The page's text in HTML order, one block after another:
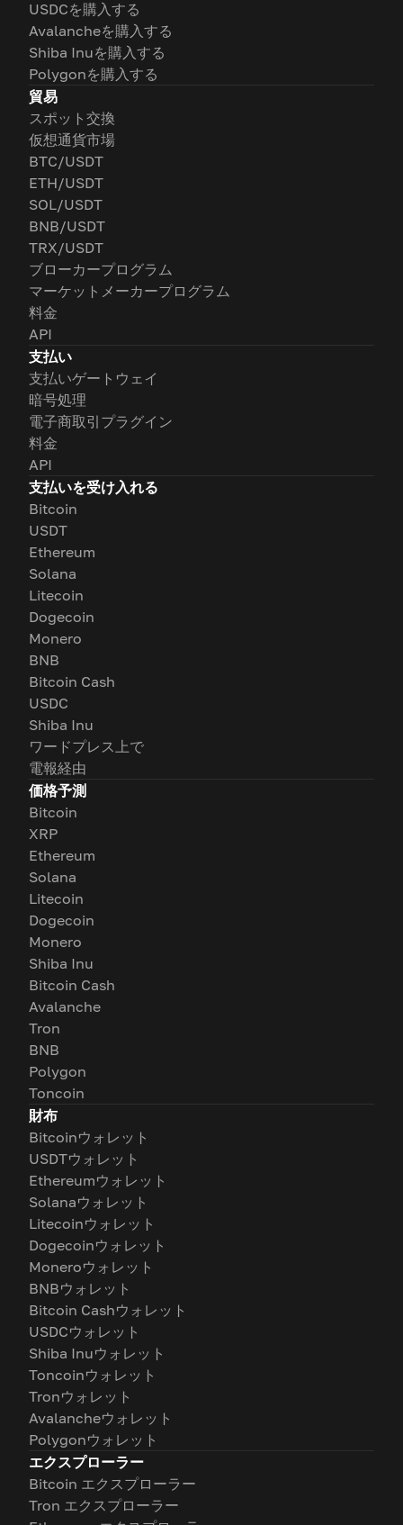
USDCを購入する
Avalancheを購入する
Shiba Inuを購入する
Polygonを購入する
貿易
スポット交換
仮想通貨市場
BTC/USDT
ETH/USDT
SOL/USDT
BNB/USDT
TRX/USDT
ブローカープログラム
マーケットメーカープログラム
料金
API
支払い
支払いゲートウェイ
暗号処理
電子商取引プラグイン
料金
API
支払いを受け入れる
Bitcoin
USDT
Ethereum
Solana
Litecoin
Dogecoin
Monero
BNB
Bitcoin Cash
USDC
Shiba Inu
ワードプレス上で
電報経由
価格予測
Bitcoin
XRP
Ethereum
Solana
Litecoin
Dogecoin
Monero
Shiba Inu
Bitcoin Cash
Avalanche
Tron
BNB
Polygon
Toncoin
財布
Bitcoinウォレット
USDTウォレット
Ethereumウォレット
Solanaウォレット
Litecoinウォレット
Dogecoinウォレット
Moneroウォレット
BNBウォレット
Bitcoin Cashウォレット
USDCウォレット
Shiba Inuウォレット
Toncoinウォレット
Tronウォレット
Avalancheウォレット
Polygonウォレット
エクスプローラー
Bitcoin エクスプローラー
Tron エクスプローラー